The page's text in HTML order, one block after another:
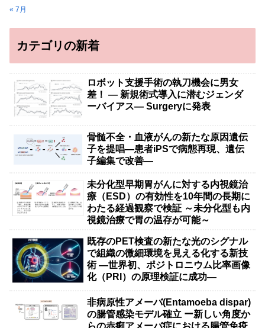
« 7月
カテゴリの新着
ロボット支援手術の執刀機会に男女
差！ — 新規術式導入に潜むジェンダ
ーバイアス— Surgeryに発表
骨髄不全・血液がんの新たな原因遺伝
子を提唱―患者iPSで病態再現、遺伝
子編集で改善―
未分化型早期胃がんに対する内視鏡治
療（ESD）の有効性を10年間の長期に
わたる経過観察で検証 ～未分化型も内
視鏡治療で胃の温存が可能～
既存のPET検査の新たな光のシグナル
で組織の微細環境を見える化する新技
術 ―世界初、ポジトロニウム比率画像
化（PRI）の原理検証に成功―
非病原性アメーバ(Entamoeba dispar)
の腸管感染モデル確立 ー新しい角度か